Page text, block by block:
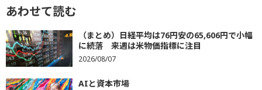
あわせて読む
（まとめ）日経平均は76円安の65,606円で小幅
に続落 来週は米物価指標に注目
2026/08/07
AIと資本市場